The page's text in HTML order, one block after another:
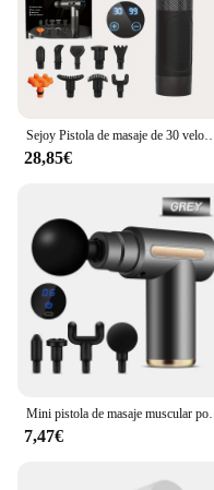
28,85€
7,47€